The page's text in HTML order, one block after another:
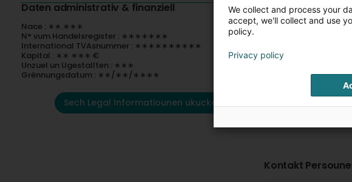
Daten administrativ & finanziell
Nace : ∗∗.∗∗∗
N° vum Handelsregister : ∗∗∗∗∗∗∗
International TVAsnummer : ∗∗∗∗∗∗∗∗∗∗
Kapital : ∗∗ ∗∗∗ €
Unzuel un Ugestallten : ∗∗∗
Grënnungsdatum : ∗∗/∗∗/∗∗∗∗
Sech Legal Informatiounen ukucken
Kontakt
We collect and process your
accept, we'll collect and use
policy.
Privacy policy